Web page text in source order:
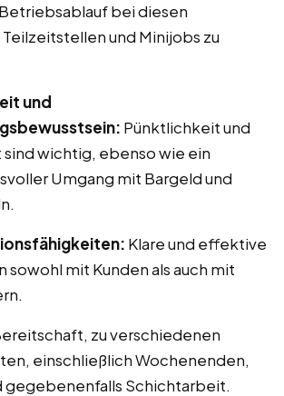
bei diesen
und Minijobs zu
und
Pünktlichkeit und
sind wichtig, ebenso wie ein
Umgang mit Bargeld und
Klare und effektive
sowohl mit Kunden als auch mit
zu verschiedenen
einschließlich Wochenenden,
gegebenenfalls Schichtarbeit.